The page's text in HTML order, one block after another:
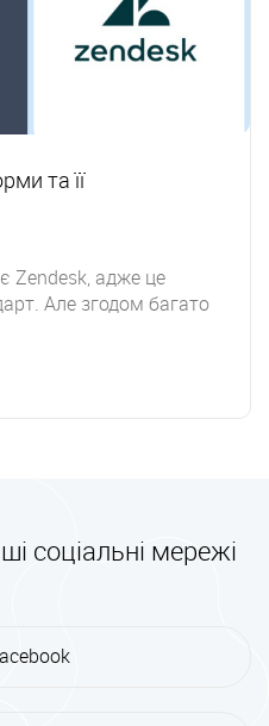
та її
Zendesk, адже це
Але згодом багато
соціальні мережі